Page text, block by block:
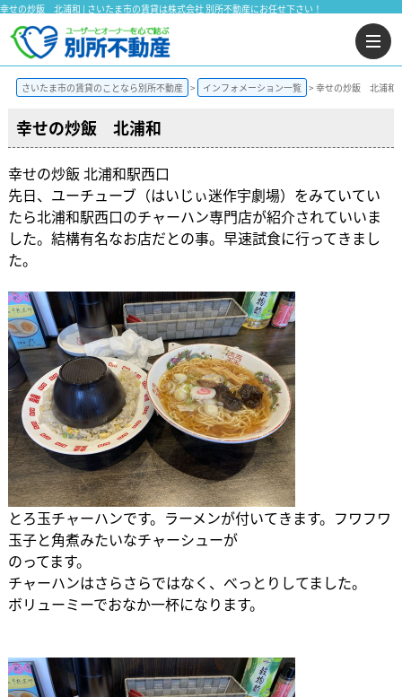
幸せの炒飯 北浦和 | さいたま市の賃貸は株式会社 別所不動産にお任せ下さい！
さいたま市の賃貸のことなら別所不動産 インフォメーション一覧 幸せの炒飯 北浦和
幸せの炒飯 北浦和
幸せの炒飯 北浦和駅西口
先日、ユーチューブ（はいじぃ迷作宇劇場）をみていてい
たら北浦和駅西口のチャーハン専門店が紹介されていいま
した。結構有名なお店だとの事。早速試食に行ってきまし
た。
とろ玉チャーハンです。ラーメンが付いてきます。フワフワ
玉子と角煮みたいなチャーシューが
のってます。
チャーハンはさらさらではなく、べっとりしてました。
ボリューミーでおなか一杯になります。